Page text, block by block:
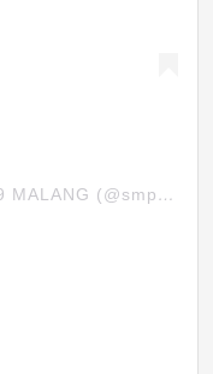
A post shared by SMP NEGERI 19 MALANG (@smpn19mlg)